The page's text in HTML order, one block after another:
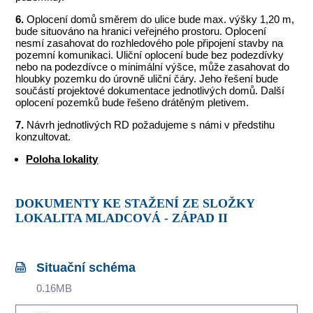
6. Oplocení domů směrem do ulice bude max. výšky 1,20 m,
bude situováno na hranici veřejného prostoru. Oplocení
nesmí zasahovat do rozhledového pole připojení stavby na
pozemní komunikaci. Uliční oplocení bude bez podezdívky
nebo na podezdívce o minimální výšce, může zasahovat do
hloubky pozemku do úrovně uliční čáry. Jeho řešení bude
součástí projektové dokumentace jednotlivých domů. Další
oplocení pozemků bude řešeno drátěným pletivem.
7. Návrh jednotlivých RD požadujeme s námi v předstihu
konzultovat.
Poloha lokality
DOKUMENTY KE STAŽENÍ ZE SLOŽKY
LOKALITA MLADCOVÁ - ZÁPAD II
Situační schéma
0.16MB